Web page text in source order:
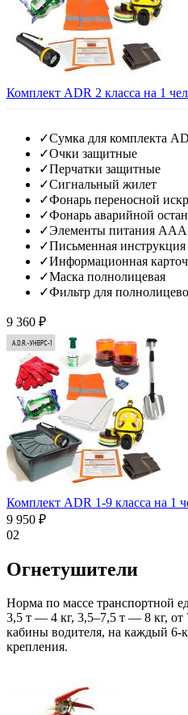
Комплект ADR 2 класса на 1
✓Сумка для комплекта
✓Очки защитные
✓Перчатки защитные
✓Сигнальный жилет
✓Фонарь переносной
✓Фонарь аварийной
✓Элементы питания AAA
✓Письменная
✓Информационная
✓Маска полнолицевая
✓Фильтр для
9 360 ₽
Комплект ADR 1-9 класса на 1
9 950 ₽
02
Огнетушители
Норма по массе
3,5 т — 4 кг, 3,5–7,5 т — 8 кг,
кабины водителя, на каждый 6-
крепления.